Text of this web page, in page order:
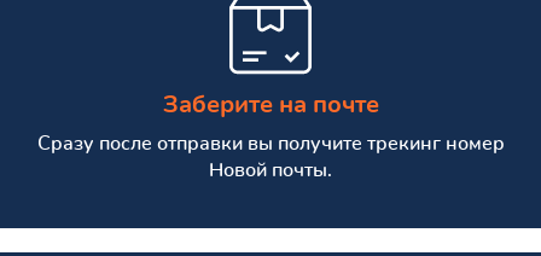
Заберите на почте
Сразу после отправки вы получите трекинг номер
Новой почты.